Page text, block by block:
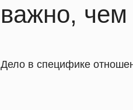
важно, чем
Дело в специфике